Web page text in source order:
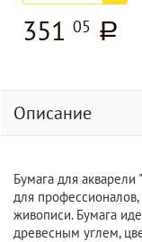
351 05 a
Описание
Бумага для
для
живописи. Бумага
древесным углем,